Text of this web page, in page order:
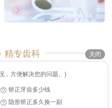
精专齿科
牙博士口腔连锁机构
（微信）
关闭
，方便解决您的问题。)
矫正牙齿多少钱
隐形矫正多久换一副